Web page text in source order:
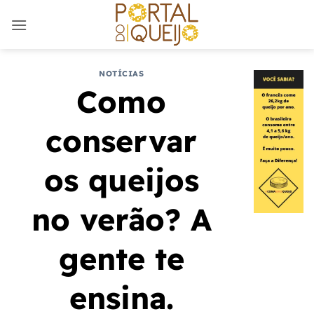
NOTÍCIAS
Como
conservar
os queijos
no verão? A
gente te
ensina.